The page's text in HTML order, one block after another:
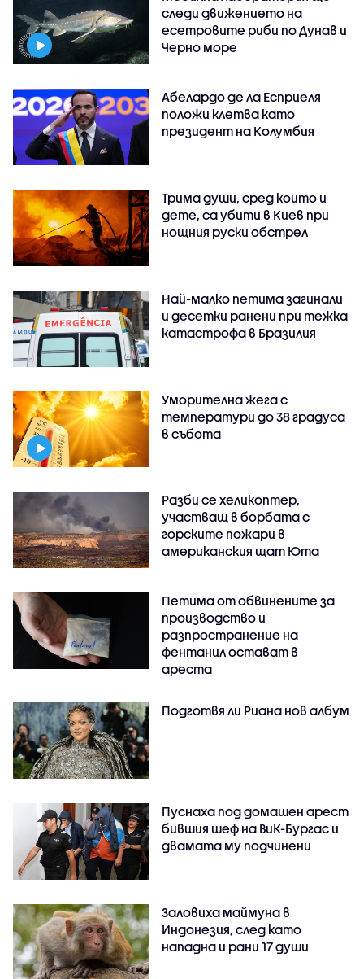
следи движението на
есетровите риби по Дунав и
Черно море
Абелардо де ла Есприеля
положи клетва като
президент на Колумбия
Трима души, сред които и
дете, са убити в Киев при
нощния руски обстрел
Най-малко петима загинали
и десетки ранени при тежка
катастрофа в Бразилия
Уморителна жега с
температури до 38 градуса
в събота
Разби се хеликоптер,
участващ в борбата с
горските пожари в
американския щат Юта
Петима от обвинените за
производство и
разпространение на
фентанил остават в
ареста
Подготвя ли Риана нов албум
Пуснаха под домашен арест
бившия шеф на ВиК-Бургас и
двамата му подчинени
Заловиха маймуна в
Индонезия, след като
нападна и рани 17 души